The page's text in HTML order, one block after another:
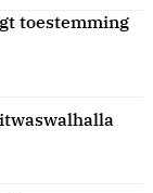
toestemming